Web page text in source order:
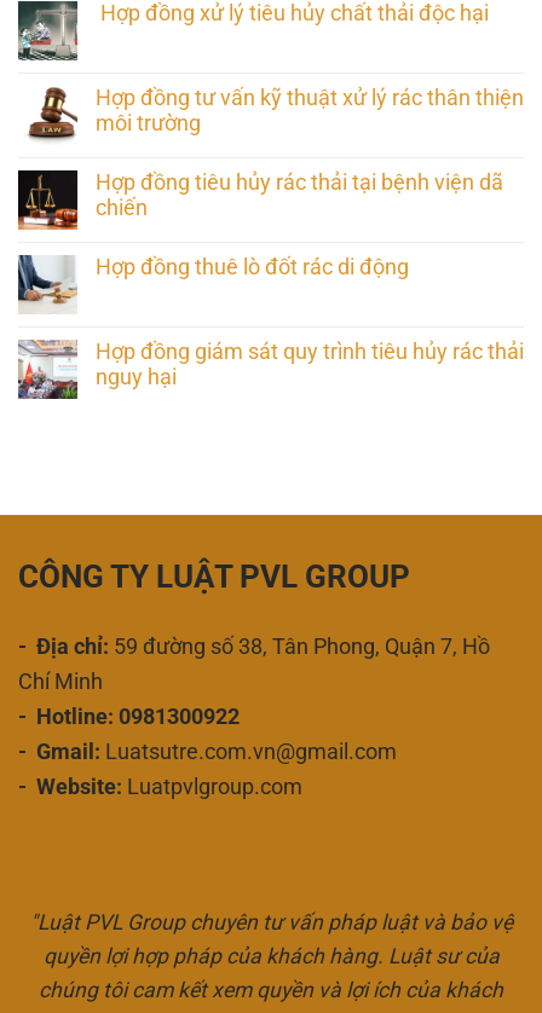
Hợp đồng xử lý tiêu hủy chất thải độc hại
Hợp đồng tư vấn kỹ thuật xử lý rác thân thiện
môi trường
Hợp đồng tiêu hủy rác thải tại bệnh viện dã
chiến
Hợp đồng thuê lò đốt rác di động
Hợp đồng giám sát quy trình tiêu hủy rác thải
nguy hại
CÔNG TY LUẬT PVL GROUP
- Địa chỉ: 59 đường số 38, Tân Phong, Quận 7, Hồ
Chí Minh
- Hotline: 0981300922
- Gmail: Luatsutre.com.vn@gmail.com
- Website: Luatpvlgroup.com
"Luật PVL Group chuyên tư vấn pháp luật và bảo vệ
quyền lợi hợp pháp của khách hàng. Luật sư của
chúng tôi cam kết xem quyền và lợi ích của khách